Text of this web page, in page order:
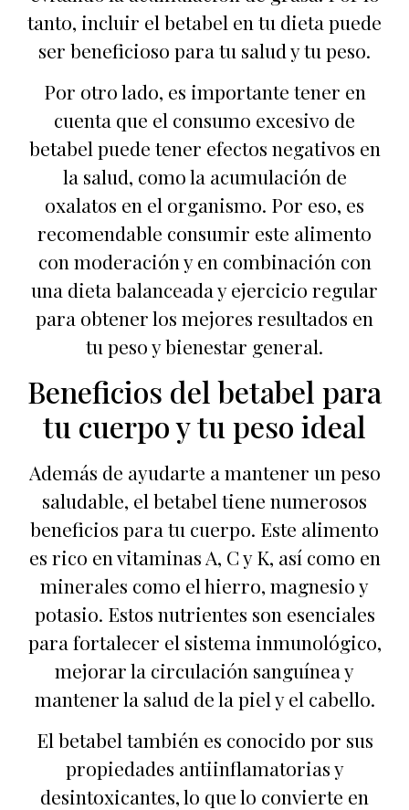
tanto, incluir el betabel en tu dieta puede
ser beneficioso para tu salud y tu peso.
Por otro lado, es importante tener en
cuenta que el consumo excesivo de
betabel puede tener efectos negativos en
la salud, como la acumulación de
oxalatos en el organismo. Por eso, es
recomendable consumir este alimento
con moderación y en combinación con
una dieta balanceada y ejercicio regular
para obtener los mejores resultados en
tu peso y bienestar general.
Beneficios del betabel para
tu cuerpo y tu peso ideal
Además de ayudarte a mantener un peso
saludable, el betabel tiene numerosos
beneficios para tu cuerpo. Este alimento
es rico en vitaminas A, C y K, así como en
minerales como el hierro, magnesio y
potasio. Estos nutrientes son esenciales
para fortalecer el sistema inmunológico,
mejorar la circulación sanguínea y
mantener la salud de la piel y el cabello.
El betabel también es conocido por sus
propiedades antiinflamatorias y
desintoxicantes, lo que lo convierte en